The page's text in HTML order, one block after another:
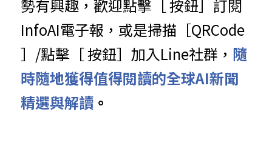
勢有興趣，歡迎點擊［ 按鈕］訂閱
InfoAI電子報，或是掃描［QRCode
］/點擊［ 按鈕］加入Line社群， 隨
時隨地獲得值得閱讀的全球AI新聞
精選與解讀 。